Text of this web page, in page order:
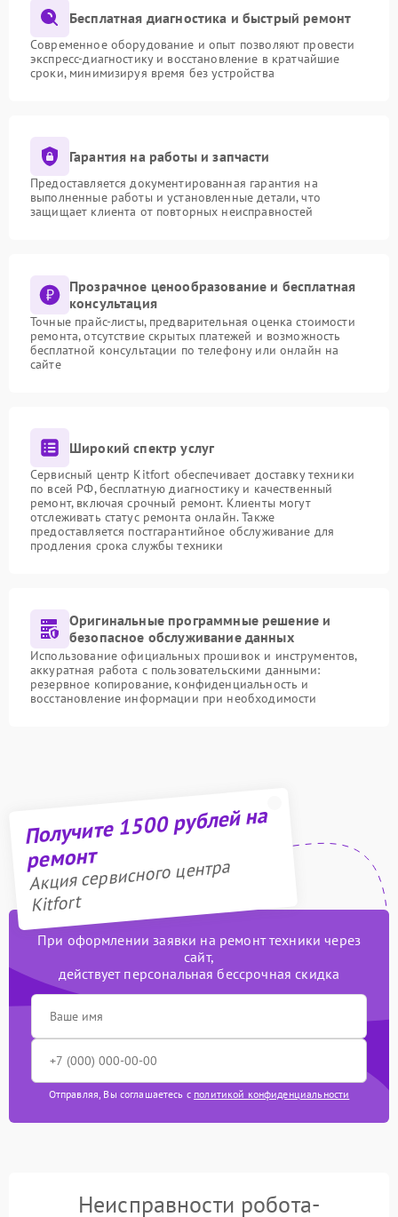
Бесплатная диагностика и быстрый ремонт
Современное оборудование и опыт позволяют провести
экспресс-диагностику и восстановление в кратчайшие
сроки, минимизируя время без устройства
Гарантия на работы и запчасти
Предоставляется документированная гарантия на
выполненные работы и установленные детали, что
защищает клиента от повторных неисправностей
Прозрачное ценообразование и бесплатная
консультация
Точные прайс-листы, предварительная оценка стоимости
ремонта, отсутствие скрытых платежей и возможность
бесплатной консультации по телефону или онлайн на
сайте
Широкий спектр услуг
Сервисный центр Kitfort обеспечивает доставку техники
по всей РФ, бесплатную диагностику и качественный
ремонт, включая срочный ремонт. Клиенты могут
отслеживать статус ремонта онлайн. Также
предоставляется постгарантийное обслуживание для
продления срока службы техники
Оригинальные программные решение и
безопасное обслуживание данных
Использование официальных прошивок и инструментов,
аккуратная работа с пользовательскими данными:
резервное копирование, конфиденциальность и
восстановление информации при необходимости
Получите 1500 рублей на
ремонт
Акция сервисного центра
Kitfort
При оформлении заявки на ремонт техники через
сайт,
действует персональная бессрочная скидка
Отправляя, Вы соглашаетесь с политикой конфиденциальности
Неисправности робота-